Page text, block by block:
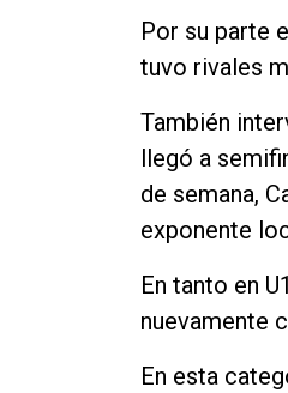
Por su parte
tuvo rivales
También
llegó a
de semana,
exponente
En tanto en
nuevamente
En esta